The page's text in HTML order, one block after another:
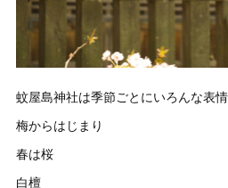
蚊屋島神社は季節ごとにいろんな表
梅からはじまり
春は桜
白檀